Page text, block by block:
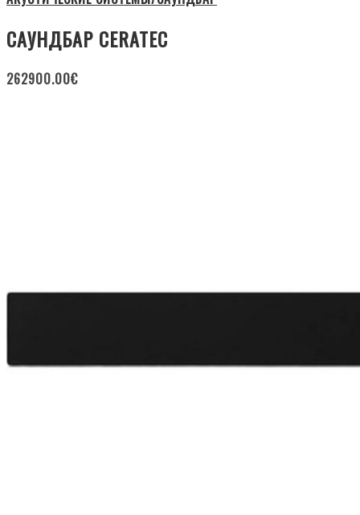
САУНДБАР CERATEC
262900.00€